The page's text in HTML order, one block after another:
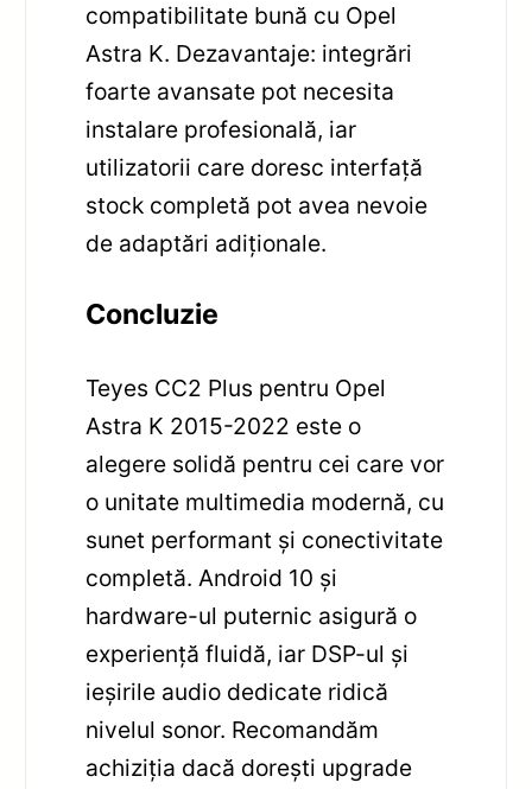
compatibilitate bună cu Opel
Astra K. Dezavantaje: integrări
foarte avansate pot necesita
instalare profesională, iar
utilizatorii care doresc interfață
stock completă pot avea nevoie
de adaptări adiționale.
Concluzie
Teyes CC2 Plus pentru Opel
Astra K 2015-2022 este o
alegere solidă pentru cei care vor
o unitate multimedia modernă, cu
sunet performant și conectivitate
completă. Android 10 și
hardware-ul puternic asigură o
experiență fluidă, iar DSP-ul și
ieșirile audio dedicate ridică
nivelul sonor. Recomandăm
achiziția dacă dorești upgrade